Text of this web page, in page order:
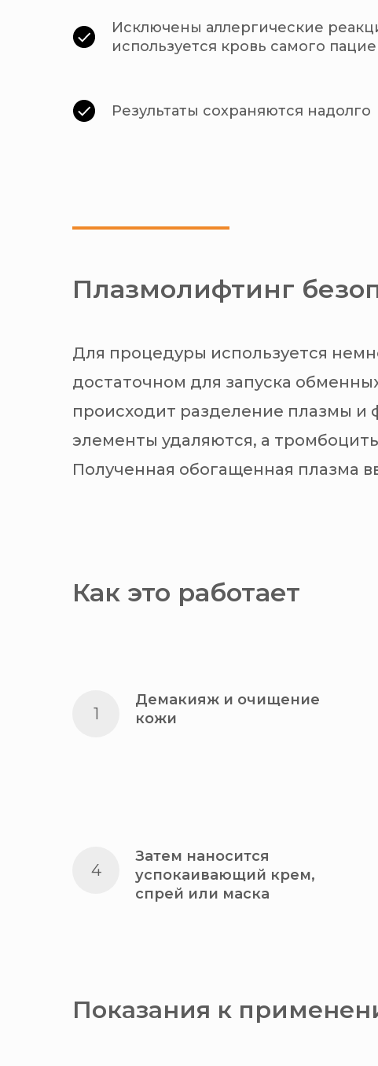
Исключены аллергические
используется кровь самого
Результаты сохраняются надолго
Плазмолифтинг
Для процедуры используется
достаточном для запуска
происходит разделение плазмы
элементы удаляются, а
Полученная обогащенная плазма
Как это работает
Демакияж и очищение
кожи
Затем наносится
успокаивающий крем,
спрей или маска
Показания к